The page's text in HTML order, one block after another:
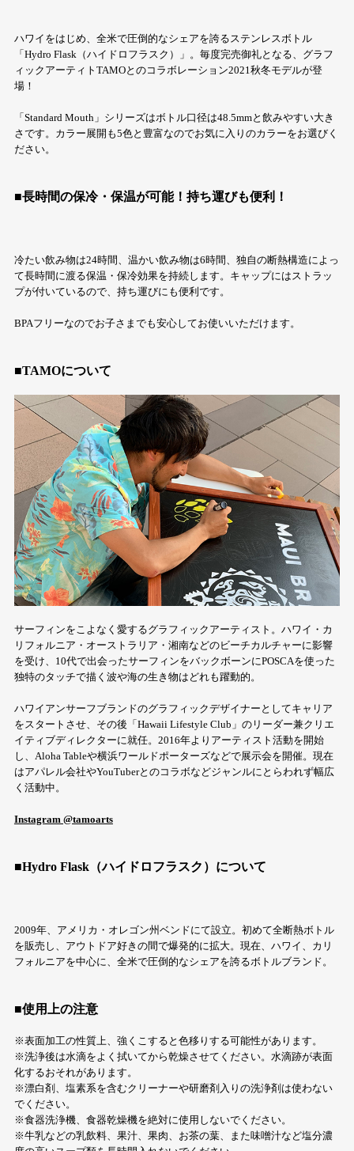
ハワイをはじめ、全米で圧倒的なシェアを誇るステンレスボトル
「Hydro Flask（ハイドロフラスク）」。毎度完売御礼となる、グラフ
ィックアーティトTAMOとのコラボレーション2021秋冬モデルが登
場！
「Standard Mouth」シリーズはボトル口径は48.5mmと飲みやすい大き
さです。カラー展開も5色と豊富なのでお気に入りのカラーをお選びく
ださい。
■長時間の保冷・保温が可能！持ち運びも便利！
冷たい飲み物は24時間、温かい飲み物は6時間、独自の断熱構造によっ
て長時間に渡る保温・保冷効果を持続します。キャップにはストラッ
プが付いているので、持ち運びにも便利です。
BPAフリーなのでお子さまでも安心してお使いいただけます。
■TAMOについて
サーフィンをこよなく愛するグラフィックアーティスト。ハワイ・カ
リフォルニア・オーストラリア・湘南などのビーチカルチャーに影響
を受け、10代で出会ったサーフィンをバックボーンにPOSCAを使った
独特のタッチで描く波や海の生き物はどれも躍動的。
ハワイアンサーフブランドのグラフィックデザイナーとしてキャリア
をスタートさせ、その後「Hawaii Lifestyle Club」のリーダー兼クリエ
イティブディレクターに就任。2016年よりアーティスト活動を開始
し、Aloha Tableや横浜ワールドポーターズなどで展示会を開催。現在
はアパレル会社やYouTuberとのコラボなどジャンルにとらわれず幅広
く活動中。
Instagram @tamoarts
■Hydro Flask（ハイドロフラスク）について
2009年、アメリカ・オレゴン州ベンドにて設立。初めて全断熱ボトル
を販売し、アウトドア好きの間で爆発的に拡大。現在、ハワイ、カリ
フォルニアを中心に、全米で圧倒的なシェアを誇るボトルブランド。
■使用上の注意
※表面加工の性質上、強くこすると色移りする可能性があります。
※洗浄後は水滴をよく拭いてから乾燥させてください。水滴跡が表面
化するおそれがあります。
※漂白剤、塩素系を含むクリーナーや研磨剤入りの洗浄剤は使わない
でください。
※食器洗浄機、食器乾燥機を絶対に使用しないでください。
※牛乳などの乳飲料、果汁、果肉、お茶の葉、また味噌汁など塩分濃